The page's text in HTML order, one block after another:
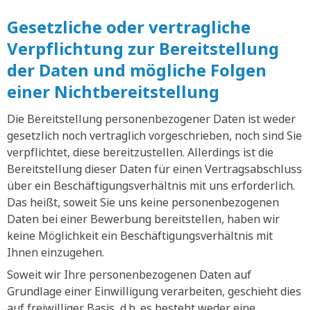
Gesetzliche oder vertragliche
Verpflichtung zur Bereitstellung
der Daten und mögliche Folgen
einer Nichtbereitstellung
Die Bereitstellung personenbezogener Daten ist weder
gesetzlich noch vertraglich vorgeschrieben, noch sind Sie
verpflichtet, diese bereitzustellen. Allerdings ist die
Bereitstellung dieser Daten für einen Vertragsabschluss
über ein Beschäftigungsverhältnis mit uns erforderlich.
Das heißt, soweit Sie uns keine personenbezogenen
Daten bei einer Bewerbung bereitstellen, haben wir
keine Möglichkeit ein Beschäftigungsverhältnis mit
Ihnen einzugehen.
Soweit wir Ihre personenbezogenen Daten auf
Grundlage einer Einwilligung verarbeiten, geschieht dies